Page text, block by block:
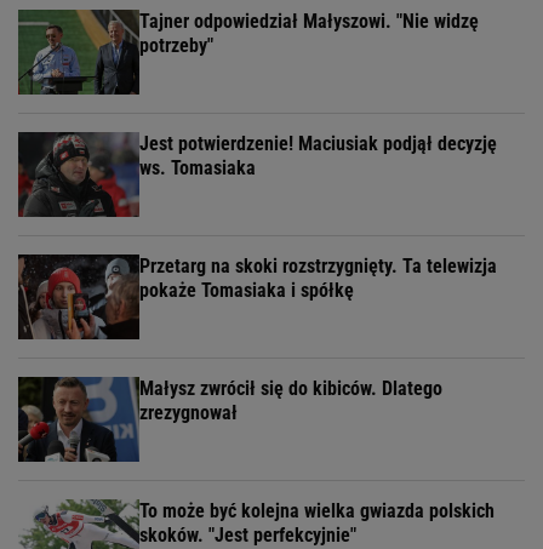
Tajner odpowiedział Małyszowi. "Nie widzę
potrzeby"
Jest potwierdzenie! Maciusiak podjął decyzję
ws. Tomasiaka
Przetarg na skoki rozstrzygnięty. Ta telewizja
pokaże Tomasiaka i spółkę
Małysz zwrócił się do kibiców. Dlatego
zrezygnował
To może być kolejna wielka gwiazda polskich
skoków. "Jest perfekcyjnie"